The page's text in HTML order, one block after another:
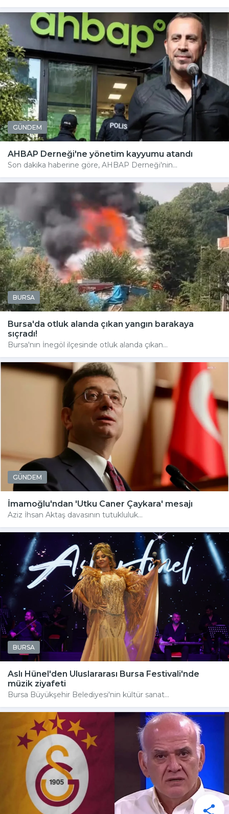
GÜNDEM
AHBAP Derneği'ne yönetim kayyumu atandı
Son dakika haberine göre, AHBAP Derneği'nin...
BURSA
Bursa'da otluk alanda çıkan yangın barakaya
sıçradı!
Bursa'nın İnegöl ilçesinde otluk alanda çıkan...
GÜNDEM
İmamoğlu'ndan 'Utku Caner Çaykara' mesajı
Aziz İhsan Aktaş davasının tutukluluk...
BURSA
Aslı Hünel'den Uluslararası Bursa Festivali'nde
müzik ziyafeti
Bursa Büyükşehir Belediyesi'nin kültür sanat...